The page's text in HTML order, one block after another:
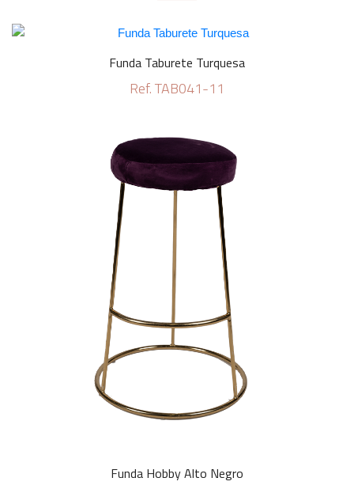
Funda Taburete Turquesa
Ref. TAB041-11
Funda Hobby Alto Negro